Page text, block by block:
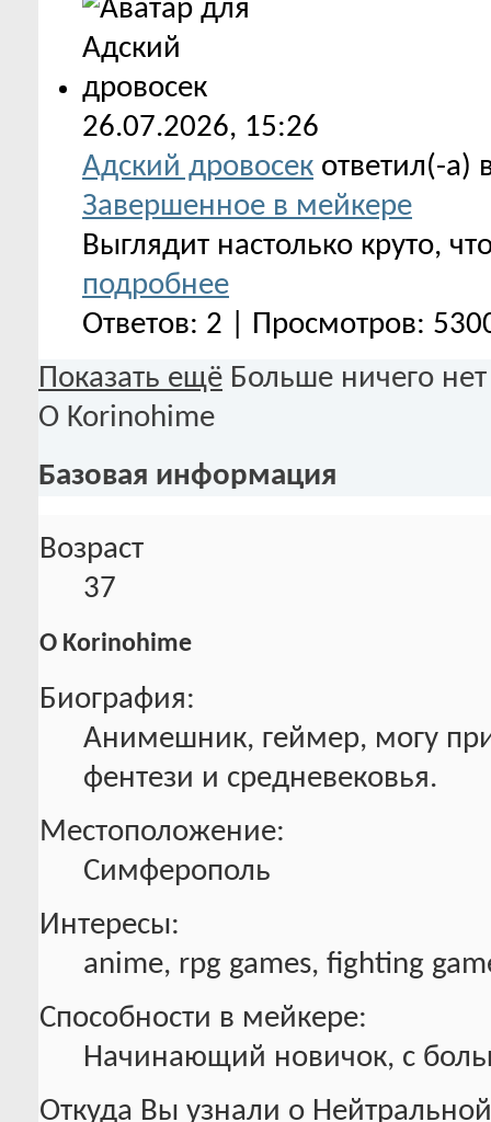
26.07.2026, 15:26
Адский дровосек ответил(-а)
Завершенное в мейкере
Выглядит настолько круто,
подробнее
Ответов: 2 | Просмотров:
Показать ещё Больше ничего нет
О Korinohime
Базовая информация
Возраст
37
О Korinohime
Биография:
Анимешник, геймер, могу
фентези и средневековья.
Местоположение:
Симферополь
Интересы:
anime, rpg games, fighting
Способности в мейкере:
Начинающий новичок, с
Откуда Вы узнали о